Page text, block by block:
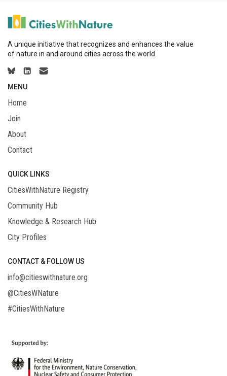
A unique initiative that recognizes and enhances the value
of nature in and around cities across the world.
MENU
Home
Join
About
Contact
QUICK LINKS
CitiesWithNature Registry
Community Hub
Knowledge & Research Hub
City Profiles
CONTACT & FOLLOW US
info@citieswithnature.org
@CitiesWNature
#CitiesWithNature